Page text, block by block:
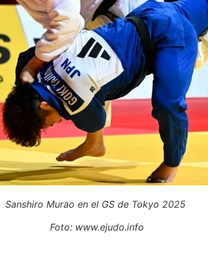
Sanshiro Murao en el GS de Tokyo 2025
Foto: www.ejudo.info